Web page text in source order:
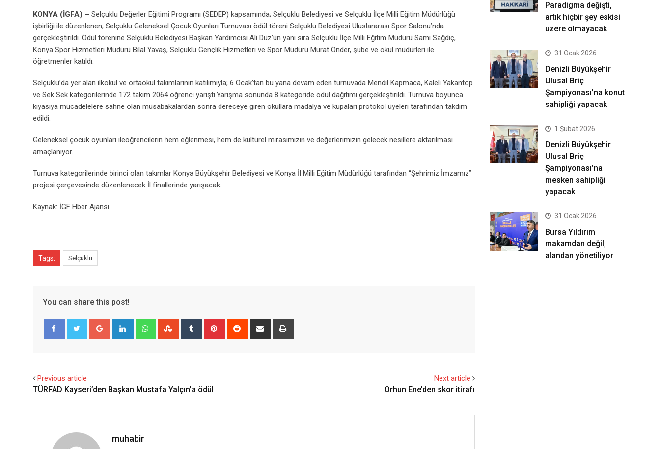
KONYA (İGFA) – Selçuklu Değerler Eğitimi Programı (SEDEP) kapsamında; Selçuklu Belediyesi ve Selçuklu İlçe Milli Eğitim Müdürlüğü
işbirliği ile düzenlenen, Selçuklu Geleneksel Çocuk Oyunları Turnuvası ödül töreni Selçuklu Belediyesi Uluslararası Spor Salonu’nda
gerçekleştirildi. Ödül törenine Selçuklu Belediyesi Başkan Yardımcısı Ali Düz’ün yanı sıra Selçuklu İlçe Milli Eğitim Müdürü Sami Sağdıç,
Konya Spor Hizmetleri Müdürü Bilal Yavaş, Selçuklu Gençlik Hizmetleri ve Spor Müdürü Murat Önder, şube ve okul müdürleri ile
öğretmenler katıldı.
Selçuklu’da yer alan ilkokul ve ortaokul takımlarının katılımıyla; 6 Ocak’tan bu yana devam eden turnuvada Mendil Kapmaca, Kaleli Yakantop
ve Sek Sek kategorilerinde 172 takım 2064 öğrenci yarıştı.Yarışma sonunda 8 kategoride ödül dağıtımı gerçekleştirildi. Turnuva boyunca
kıyasıya mücadelelere sahne olan müsabakalardan sonra dereceye giren okullara madalya ve kupaları protokol üyeleri tarafından takdim
edildi.
Geleneksel çocuk oyunları ileöğrencilerin hem eğlenmesi, hem de kültürel mirasımızın ve değerlerimizin gelecek nesillere aktarılması
amaçlanıyor.
Turnuva kategorilerinde birinci olan takımlar Konya Büyükşehir Belediyesi ve Konya İl Milli Eğitim Müdürlüğü tarafından “Şehrimiz İmzamız”
projesi çerçevesinde düzenlenecek İl finallerinde yarışacak.
Kaynak: İGF Hber Ajansı
Tags: Selçuklu
You can share this post!
Google+ LinkedIn WhatsappStumbleUpon
Tumblr Pinterest Reddit
Share
Previous article
TÜRFAD Kayseri’den Başkan Mustafa Yalçın’a ödül
Next article
Orhun Ene’den skor itirafı
muhabir
Paradigma değişti,
artık hiçbir şey eskisi
üzere olmayacak
31 Ocak 2026
Denizli Büyükşehir
Ulusal Briç
Şampiyonası’na konut
sahipliği yapacak
1 Şubat 2026
Denizli Büyükşehir
Ulusal Briç
Şampiyonası’na
mesken sahipliği
yapacak
31 Ocak 2026
Bursa Yıldırım
makamdan değil,
alandan yönetiliyor